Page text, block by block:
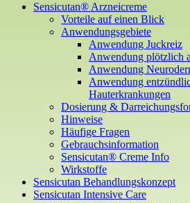
Sensicutan® Arzneicreme
Vorteile auf einen Blick
Anwendungsgebiete
Anwendung Juckreiz
Anwendung plötzlich
Anwendung
Anwendung
Hauterkrankungen
Dosierung &
Hinweise
Häufige Fragen
Gebrauchsinformation
Sensicutan® Creme Info
Wirkstoffe
Sensicutan Behandlungskonzept
Sensicutan Intensive Care